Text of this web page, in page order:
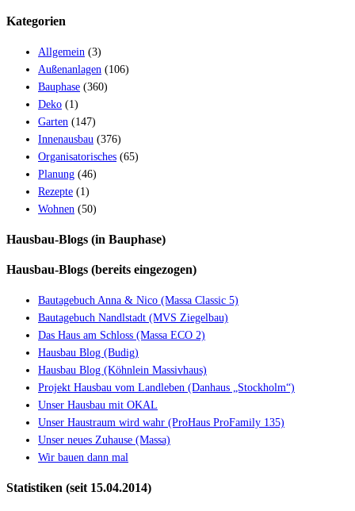
Kategorien
Allgemein (3)
Außenanlagen (106)
Bauphase (360)
Deko (1)
Garten (147)
Innenausbau (376)
Organisatorisches (65)
Planung (46)
Rezepte (1)
Wohnen (50)
Hausbau-Blogs (in Bauphase)
Hausbau-Blogs (bereits eingezogen)
Bautagebuch Anna & Nico (Massa Classic 5)
Bautagebuch Nandlstadt (MVS Ziegelbau)
Das Haus am Schloss (Massa ECO 2)
Hausbau Blog (Budig)
Hausbau Blog (Köhnlein Massivhaus)
Projekt Hausbau vom Landleben (Danhaus „Stockholm“)
Unser Hausbau mit OKAL
Unser Haustraum wird wahr (ProHaus ProFamily 135)
Unser neues Zuhause (Massa)
Wir bauen dann mal
Statistiken (seit 15.04.2014)